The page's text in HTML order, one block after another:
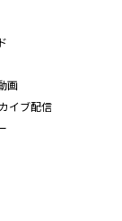
画
イブ配信